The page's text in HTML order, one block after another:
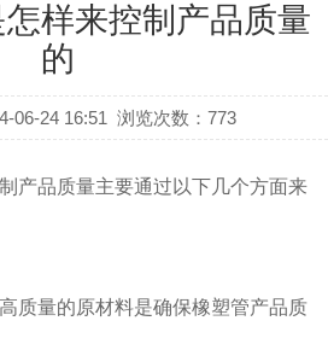
样来控制产品质量
的
06-24 16:51 浏览次数：773
产品质量主要通过以下几个方面来
质量的原材料是确保橡塑管产品质